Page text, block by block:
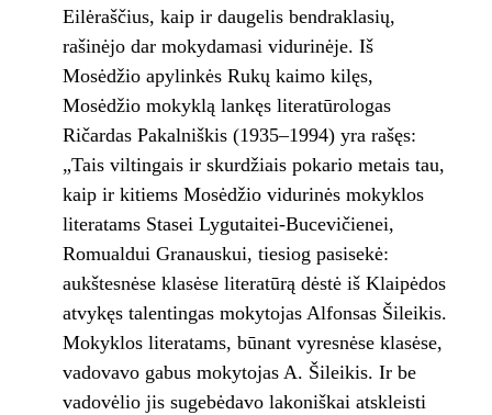
Eilėraščius, kaip ir daugelis bendraklasių,
rašinėjo dar mokydamasi vidurinėje. Iš
Mosėdžio apylinkės Rukų kaimo kilęs,
Mosėdžio mokyklą lankęs literatūrologas
Ričardas Pakalniškis (1935–1994) yra rašęs:
„Tais viltingais ir skurdžiais pokario metais tau,
kaip ir kitiems Mosėdžio vidurinės mokyklos
literatams Stasei Lygutaitei-Bucevičienei,
Romualdui Granauskui, tiesiog pasisekė:
aukštesnėse klasėse literatūrą dėstė iš Klaipėdos
atvykęs talentingas mokytojas Alfonsas Šileikis.
Mokyklos literatams, būnant vyresnėse klasėse,
vadovavo gabus mokytojas A. Šileikis. Ir be
vadovėlio jis sugebėdavo lakoniškai atskleisti